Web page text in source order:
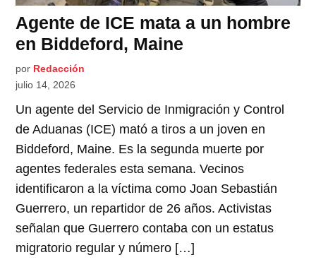
Agente de ICE mata a un hombre
en Biddeford, Maine
por Redacción
julio 14, 2026
Un agente del Servicio de Inmigración y Control
de Aduanas (ICE) mató a tiros a un joven en
Biddeford, Maine. Es la segunda muerte por
agentes federales esta semana. Vecinos
identificaron a la víctima como Joan Sebastián
Guerrero, un repartidor de 26 años. Activistas
señalan que Guerrero contaba con un estatus
migratorio regular y número […]